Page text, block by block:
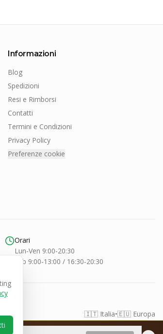
Informazioni
Blog
Spedizioni
Resi e Rimborsi
Contatti
Termini e Condizioni
Privacy Policy
Preferenze cookie
Orari
Lun-Ven 9:00-20:30
Sab 9:00-13:00 / 16:30-20:30
🇮🇹 Italia•🇪🇺 Europa